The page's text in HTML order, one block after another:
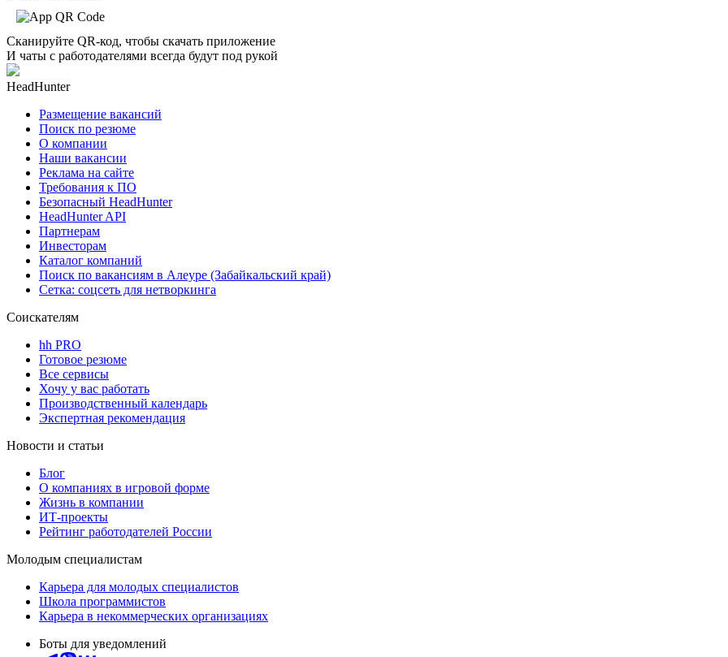
Сканируйте QR-код, чтобы скачать приложение
И чаты с работодателями всегда будут под рукой
HeadHunter
Размещение вакансий
Поиск по резюме
О компании
Наши вакансии
Реклама на сайте
Требования к ПО
Безопасный HeadHunter
HeadHunter API
Партнерам
Инвесторам
Каталог компаний
Поиск по вакансиям в Алеуре (Забайкальский край)
Сетка: соцсеть для нетворкинга
Соискателям
hh PRO
Готовое резюме
Все сервисы
Хочу у вас работать
Производственный календарь
Экспертная рекомендация
Новости и статьи
Блог
О компаниях в игровой форме
Жизнь в компании
ИТ-проекты
Рейтинг работодателей России
Молодым специалистам
Карьера для молодых специалистов
Школа программистов
Карьера в некоммерческих организациях
Боты для уведомлений